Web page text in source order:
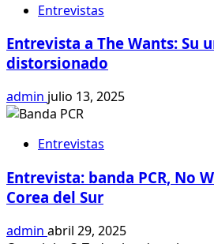
Entrevistas
Entrevista a The Wants: Su
distorsionado
admin julio 13, 2025
Entrevistas
Entrevista: banda PCR, No
Corea del Sur
admin abril 29, 2025